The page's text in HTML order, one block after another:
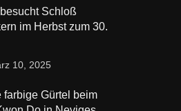
Schloß
im Herbst zum 30.
10, 2025
farbige Gürtel beim